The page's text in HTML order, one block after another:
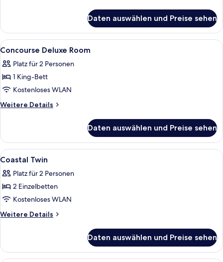
Room
Daten auswählen und Preise sehen
Alle
Fotos
für
Concourse
Deluxe
Room
Hochwertige Bettwaren,
5
Concourse Deluxe Room
Platz für 2 Personen
1 King-Bett
Kostenloses WLAN
Weitere Details
Weitere
Deluxe
Room
Daten auswählen und Preise sehen
Alle
Fotos
für
Coastal
Twin
anzeigen
Hochwertige Bettwaren,
4
Coastal Twin
Platz für 2 Personen
2 Einzelbetten
Kostenloses WLAN
Weitere Details
Weitere
Twin
Daten auswählen und Preise sehen